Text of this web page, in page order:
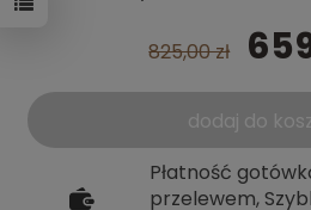
825,00 zł
dodaj do
Płatność
przelewem,